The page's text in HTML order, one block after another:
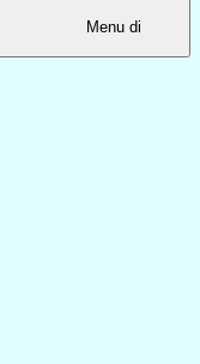
Menu di